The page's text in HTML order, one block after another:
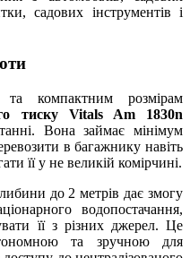
садових інструментів і
та компактним розмірам
тиску Vitals Am 1830n
Вона займає мінімум
в багажнику навіть
її у не великій комірчині.
до 2 метрів дає змогу
водопостачання,
її з різних джерел. Це
та зручною для